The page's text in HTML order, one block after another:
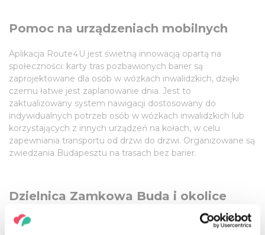
Pomoc na urządzeniach mobilnych
Aplikacja Route4U jest świetną innowacją opartą na
społeczności: karty tras pozbawionych barier są
zaprojektowane dla osób w wózkach inwalidzkich, dzięki
czemu łatwe jest zaplanowanie dnia. Jest to
zaktualizowany system nawigacji dostosowany do
indywidualnych potrzeb osób w wózkach inwalidzkich lub
korzystających z innych urządzeń na kołach, w celu
zapewniania transportu od drzwi do drzwi. Organizowane są
zwiedzania Budapesztu na trasach bez barier.
Dzielnica Zamkowa Buda i okolice
Zamek Buda jest chronioną strefą, w związku z czym